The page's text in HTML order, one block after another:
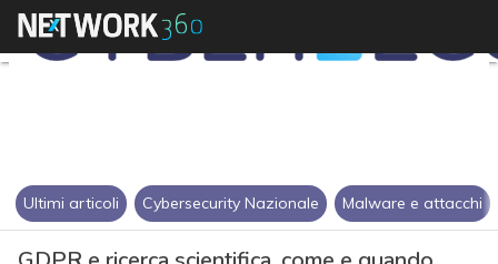
Ultimi articoli Cybersecurity Nazionale Malware e attacchi